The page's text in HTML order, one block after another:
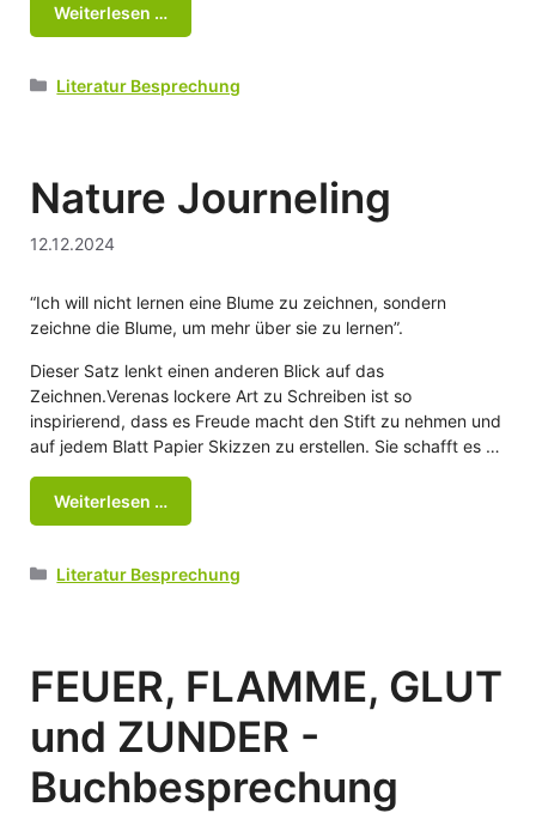
Weiterlesen …
Kategorien
Literatur Besprechung
Nature Journeling
12.12.2024
“Ich will nicht lernen eine Blume zu zeichnen, sondern
zeichne die Blume, um mehr über sie zu lernen”.
Dieser Satz lenkt einen anderen Blick auf das
Zeichnen.Verenas lockere Art zu Schreiben ist so
inspirierend, dass es Freude macht den Stift zu nehmen und
auf jedem Blatt Papier Skizzen zu erstellen. Sie schafft es …
Weiterlesen …
Kategorien
Literatur Besprechung
FEUER, FLAMME, GLUT
und ZUNDER -
Buchbesprechung